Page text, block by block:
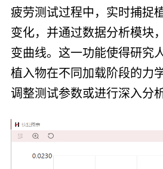
疲劳测试过程中，实时捕捉
变化，并通过数据分析模块
变曲线。这一功能使得研究
植入物在不同加载阶段的力
调整测试参数或进行深入分析